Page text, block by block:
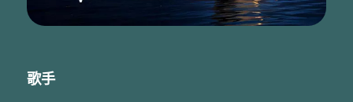
歌手